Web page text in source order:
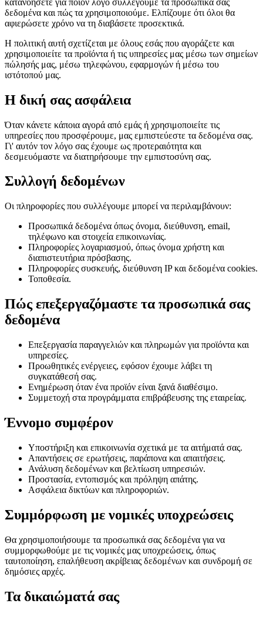
δεδομένα και πώς τα χρησιμοποιούμε. Ελπίζουμε ότι όλοι θα
αφιερώσετε χρόνο να τη διαβάσετε προσεκτικά.
Η πολιτική αυτή σχετίζεται με όλους εσάς που αγοράζετε και
χρησιμοποιείτε τα προϊόντα ή τις υπηρεσίες μας μέσω των σημείων
πώλησής μας, μέσω τηλεφώνου, εφαρμογών ή μέσω του
ιστότοπού μας.
Η δική σας ασφάλεια
Όταν κάνετε κάποια αγορά από εμάς ή χρησιμοποιείτε τις
υπηρεσίες που προσφέρουμε, μας εμπιστεύεστε τα δεδομένα σας.
Γι' αυτόν τον λόγο σας έχουμε ως προτεραιότητα και
δεσμευόμαστε να διατηρήσουμε την εμπιστοσύνη σας.
Συλλογή δεδομένων
Οι πληροφορίες που συλλέγουμε μπορεί να περιλαμβάνουν:
Προσωπικά δεδομένα όπως όνομα, διεύθυνση, email,
τηλέφωνο και στοιχεία επικοινωνίας.
Πληροφορίες λογαριασμού, όπως όνομα χρήστη και
διαπιστευτήρια πρόσβασης.
Πληροφορίες συσκευής, διεύθυνση IP και δεδομένα cookies.
Τοποθεσία.
Πώς επεξεργαζόμαστε τα προσωπικά σας
δεδομένα
Επεξεργασία παραγγελιών και πληρωμών για προϊόντα και
υπηρεσίες.
Προωθητικές ενέργειες, εφόσον έχουμε λάβει τη
συγκατάθεσή σας.
Ενημέρωση όταν ένα προϊόν είναι ξανά διαθέσιμο.
Συμμετοχή στα προγράμματα επιβράβευσης της εταιρείας.
Έννομο συμφέρον
Υποστήριξη και επικοινωνία σχετικά με τα αιτήματά σας.
Απαντήσεις σε ερωτήσεις, παράπονα και απαιτήσεις.
Ανάλυση δεδομένων και βελτίωση υπηρεσιών.
Προστασία, εντοπισμός και πρόληψη απάτης.
Ασφάλεια δικτύων και πληροφοριών.
Συμμόρφωση με νομικές υποχρεώσεις
Θα χρησιμοποιήσουμε τα προσωπικά σας δεδομένα για να
συμμορφωθούμε με τις νομικές μας υποχρεώσεις, όπως
ταυτοποίηση, επαλήθευση ακρίβειας δεδομένων και συνδρομή σε
δημόσιες αρχές.
Τα δικαιώματά σας